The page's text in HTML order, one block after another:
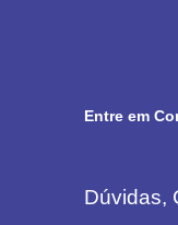
Entre em
Dúvidas,